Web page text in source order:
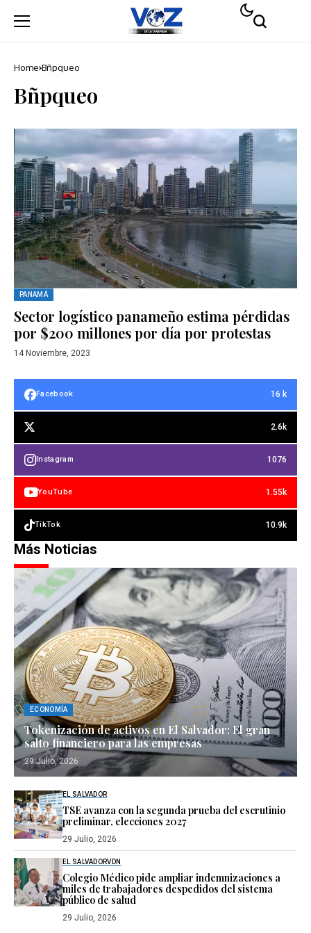
Home Bñpqueo
Bñpqueo
PANAMÁ
Sector logístico panameño estima pérdidas
por $200 millones por día por protestas
14 Noviembre, 2023
Facebook 16 k
2.6k
Instagram 1076
YouTube 1.55k
TikTok 10.9k
Más Noticias
ECONOMÍA
Tokenización de activos en El Salvador: El gran
salto financiero para las empresas
29 Julio, 2026
EL SALVADOR
TSE avanza con la segunda prueba del escrutinio
preliminar, elecciones 2027
29 Julio, 2026
EL SALVADORVDN
Colegio Médico pide ampliar indemnizaciones a
miles de trabajadores despedidos del sistema
público de salud
29 Julio, 2026